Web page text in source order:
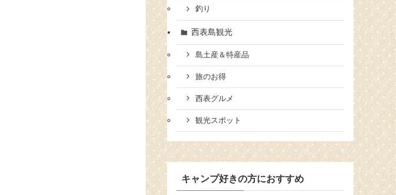
釣り
西表島観光
島土産＆特産品
旅のお得
西表グルメ
観光スポット
キャンプ好きの方におすすめ